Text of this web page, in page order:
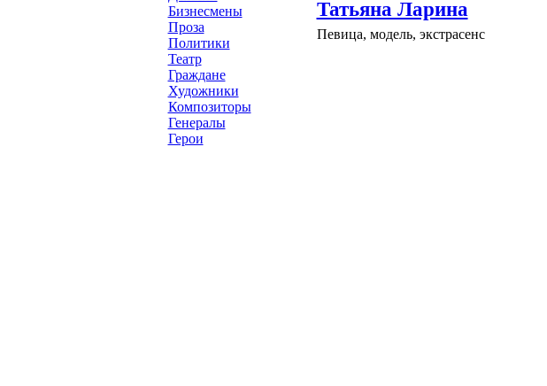
Бизнесмены
Проза
Политики
Театр
Граждане
Художники
Композиторы
Генералы
Герои
Татьяна Ларина
Певица, модель, экстрасенс